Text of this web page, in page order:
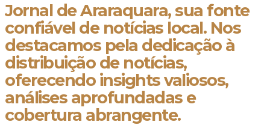
Jornal de Araraquara, sua fonte
confiável de notícias local. Nos
destacamos pela dedicação à
distribuição de notícias,
oferecendo insights valiosos,
análises aprofundadas e
cobertura abrangente.